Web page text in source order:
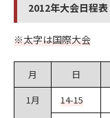
2012年大会日程表
※太字は国際大会
月 日
1月
14-15